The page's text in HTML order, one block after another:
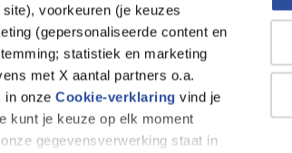
voorkeuren (je keuzes
(gepersonaliseerde content en
statistiek en marketing
met X aantal partners o.a.
in onzeCookie-verklaring vind je
kunt je keuze op elk moment
gegevensverwerking staat in
verklaring Thuiswinkel waarborg